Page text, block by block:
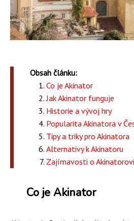
Obsah článku:
Co je Akinator
Jak Akinator funguje
Historie a vývoj hry
Popularita Akinatora v
Tipy a triky pro Akinatora
Alternativy k Akinatoru
Zajímavosti o Akinatorovi
Co je Akinator